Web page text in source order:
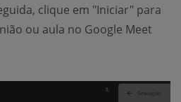
clique em "Iniciar" para
ou aula no Google Meet